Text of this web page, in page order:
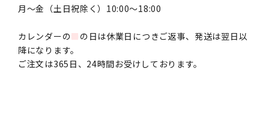
月〜金（土日祝除く）10:00～18:00
カレンダーの■ の日は休業日につきご返事、発送は翌日以
降になります。
ご注文は365日、24時間お受けしております。